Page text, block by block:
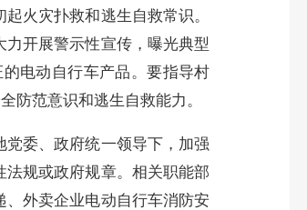
火灾扑救和逃生自救常识。
开展警示性宣传，曝光典型
电动自行车产品。要指导村
防范意识和逃生自救能力。
委、政府统一领导下，加强
规或政府规章。相关职能部
外卖企业电动自行车消防安